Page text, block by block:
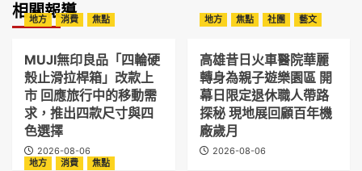
相關報導
地方 消費 焦點
MUJI無印良品「四輪硬
殼止滑拉桿箱」改款上
市 回應旅行中的移動需
求，推出四款尺寸與四
色選擇
2026-08-06
地方 焦點 社團 藝文
高雄昔日火車醫院華麗
轉身為親子遊樂園區 開
幕日限定退休職人帶路
探秘 現地展回顧百年機
廠歲月
2026-08-06
地方
消費 焦點